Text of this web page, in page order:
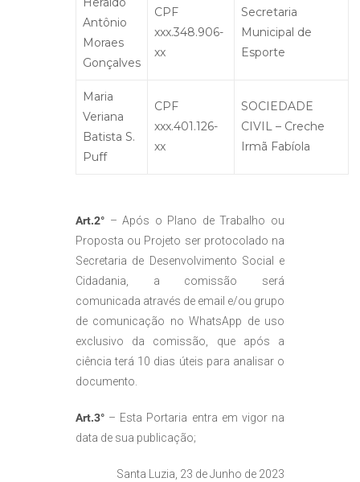
Antônio
Moraes
Gonçalves
CPF
xxx.348.906-
xx
Secretaria
Municipal de
Esporte
Maria
Veriana
Batista S.
Puff
CPF
xxx.401.126-
xx
SOCIEDADE
CIVIL – Creche
Irmã Fabíola
Art.2° – Após o Plano de Trabalho ou
Proposta ou Projeto ser protocolado na
Secretaria de Desenvolvimento Social e
Cidadania, a comissão será
comunicada através de email e/ou grupo
de comunicação no WhatsApp de uso
exclusivo da comissão, que após a
ciência terá 10 dias úteis para analisar o
documento.
Art.3° – Esta Portaria entra em vigor na
data de sua publicação;
Santa Luzia, 23 de Junho de 2023